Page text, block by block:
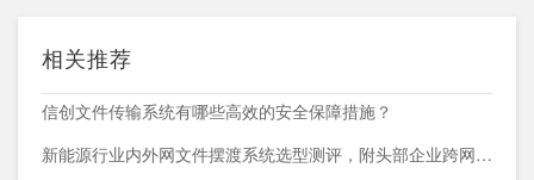
相关推荐
信创文件传输系统有哪些高效的安全保障措施？
新能源行业内外网文件摆渡系统选型测评，附头部企业跨网部署案例